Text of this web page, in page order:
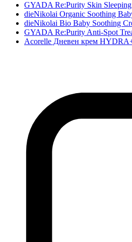
GYADA Re:Purity Skin
dieNikolai Organic Soothing
dieNikolai Bio Baby Soothing
GYADA Re:Purity Anti-Spot
Acorelle Дневен крем